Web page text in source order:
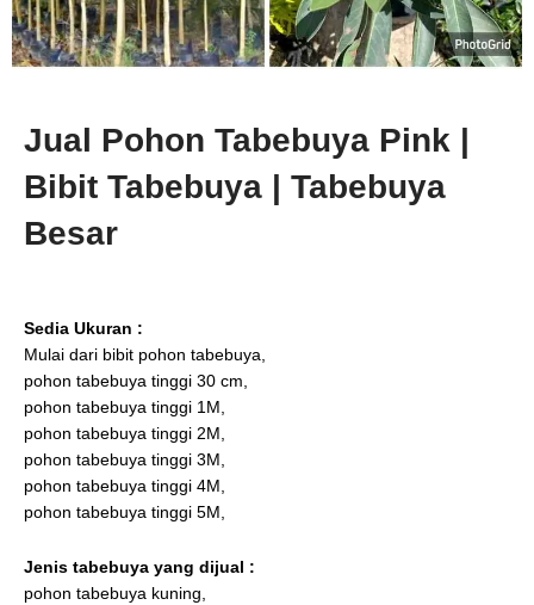
Jual Pohon Tabebuya Pink |
Bibit Tabebuya | Tabebuya
Besar
Sedia Ukuran :
Mulai dari bibit pohon tabebuya,
pohon tabebuya tinggi 30 cm,
pohon tabebuya tinggi 1M,
pohon tabebuya tinggi 2M,
pohon tabebuya tinggi 3M,
pohon tabebuya tinggi 4M,
pohon tabebuya tinggi 5M,
Jenis tabebuya yang dijual :
pohon tabebuya kuning,